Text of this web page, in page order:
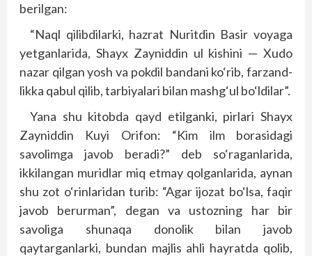
berilgan:
“Naql qilibdilarki, hazrat Nuritdin Basir voyaga
yetganlarida, Shayx Zayniddin ul kishini — Xudo
nazar qilgan yosh va pokdil bandani ko‘rib, farzand­
likka qabul qilib, tarbiyalari bilan mashg‘ul bo‘ldilar”.
Yana shu kitobda qayd etilganki, pirlari Shayx
Zayniddin Kuyi Orifon: “Kim ilm borasidagi
savolimga javob beradi?” deb so‘raganlarida,
ikkilangan muridlar miq etmay qolganlarida, aynan
shu zot o‘rinlaridan turib: “Agar ijozat bo‘lsa, faqir
javob berurman”, degan va ustozning har bir
savoliga shunaqa donolik bilan javob
qaytarganlarki, bundan majlis ahli hayratda qolib,